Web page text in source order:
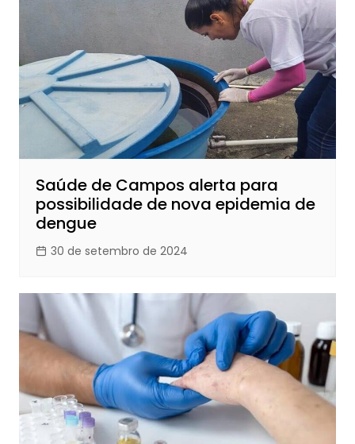
Saúde de Campos alerta para
possibilidade de nova epidemia de
dengue
30 de setembro de 2024